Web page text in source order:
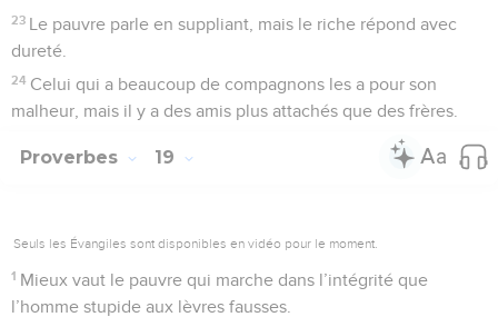
23 Le pauvre parle en suppliant, mais le riche répond avec
dureté.
24 Celui qui a beaucoup de compagnons les a pour son
malheur, mais il y a des amis plus attachés que des frères.
Proverbes 19
Seuls les Évangiles sont disponibles en vidéo pour le moment.
1 Mieux vaut le pauvre qui marche dans l’intégrité que
l’homme stupide aux lèvres fausses.